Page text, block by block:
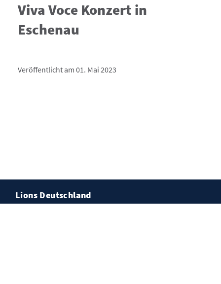
Viva Voce Konzert in
Eschenau
Veröffentlicht am 01. Mai 2023
Lions Deutschland